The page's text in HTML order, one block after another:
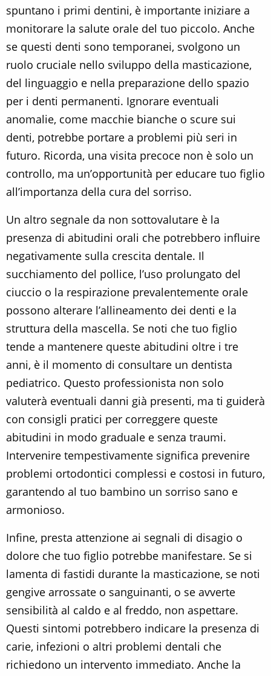
spuntano i primi dentini, è importante iniziare a
monitorare la salute orale del tuo piccolo. Anche
se questi denti sono temporanei, svolgono un
ruolo cruciale nello sviluppo della masticazione,
del linguaggio e nella preparazione dello spazio
per i denti permanenti. Ignorare eventuali
anomalie, come macchie bianche o scure sui
denti, potrebbe portare a problemi più seri in
futuro. Ricorda, una visita precoce non è solo un
controllo, ma un’opportunità per educare tuo figlio
all’importanza della cura del sorriso.
Un altro segnale da non sottovalutare è la
presenza di abitudini orali che potrebbero influire
negativamente sulla crescita dentale. Il
succhiamento del pollice, l’uso prolungato del
ciuccio o la respirazione prevalentemente orale
possono alterare l’allineamento dei denti e la
struttura della mascella. Se noti che tuo figlio
tende a mantenere queste abitudini oltre i tre
anni, è il momento di consultare un dentista
pediatrico. Questo professionista non solo
valuterà eventuali danni già presenti, ma ti guiderà
con consigli pratici per correggere queste
abitudini in modo graduale e senza traumi.
Intervenire tempestivamente significa prevenire
problemi ortodontici complessi e costosi in futuro,
garantendo al tuo bambino un sorriso sano e
armonioso.
Infine, presta attenzione ai segnali di disagio o
dolore che tuo figlio potrebbe manifestare. Se si
lamenta di fastidi durante la masticazione, se noti
gengive arrossate o sanguinanti, o se avverte
sensibilità al caldo e al freddo, non aspettare.
Questi sintomi potrebbero indicare la presenza di
carie, infezioni o altri problemi dentali che
richiedono un intervento immediato. Anche la